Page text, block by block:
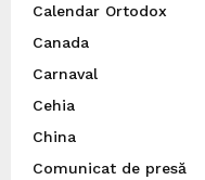
Calendar Ortodox
Canada
Carnaval
Cehia
China
Comunicat de presă